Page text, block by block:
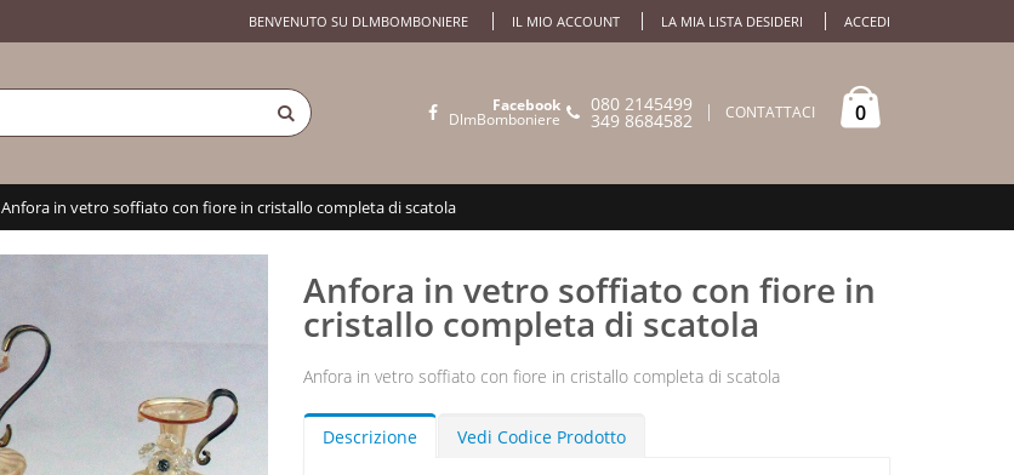
IL MIO ACCOUNT LA MIA LISTA DESIDERI ACCEDI
BENVENUTO SU DLMBOMBONIERE
Facebook
DlmBomboniere
080 2145499
349 8684582 CONTATTACI 0
Anfora in vetro soffiato con fiore in cristallo completa di scatola
Anfora in vetro soffiato con fiore in
cristallo completa di scatola
Anfora in vetro soffiato con fiore in cristallo completa di scatola
Descrizione Vedi Codice Prodotto